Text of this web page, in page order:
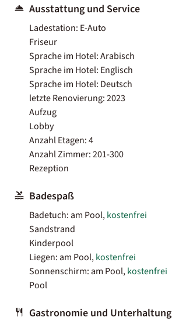
Ausstattung und Service
Ladestation: E-Auto
Friseur
Sprache im Hotel: Arabisch
Sprache im Hotel: Englisch
Sprache im Hotel: Deutsch
letzte Renovierung: 2023
Aufzug
Lobby
Anzahl Etagen: 4
Anzahl Zimmer: 201-300
Rezeption
Badespaß
Badetuch: am Pool,kostenfrei
Sandstrand
Kinderpool
Liegen: am Pool,kostenfrei
Sonnenschirm: am Pool,kostenfrei
Pool
Gastronomie und Unterhaltung